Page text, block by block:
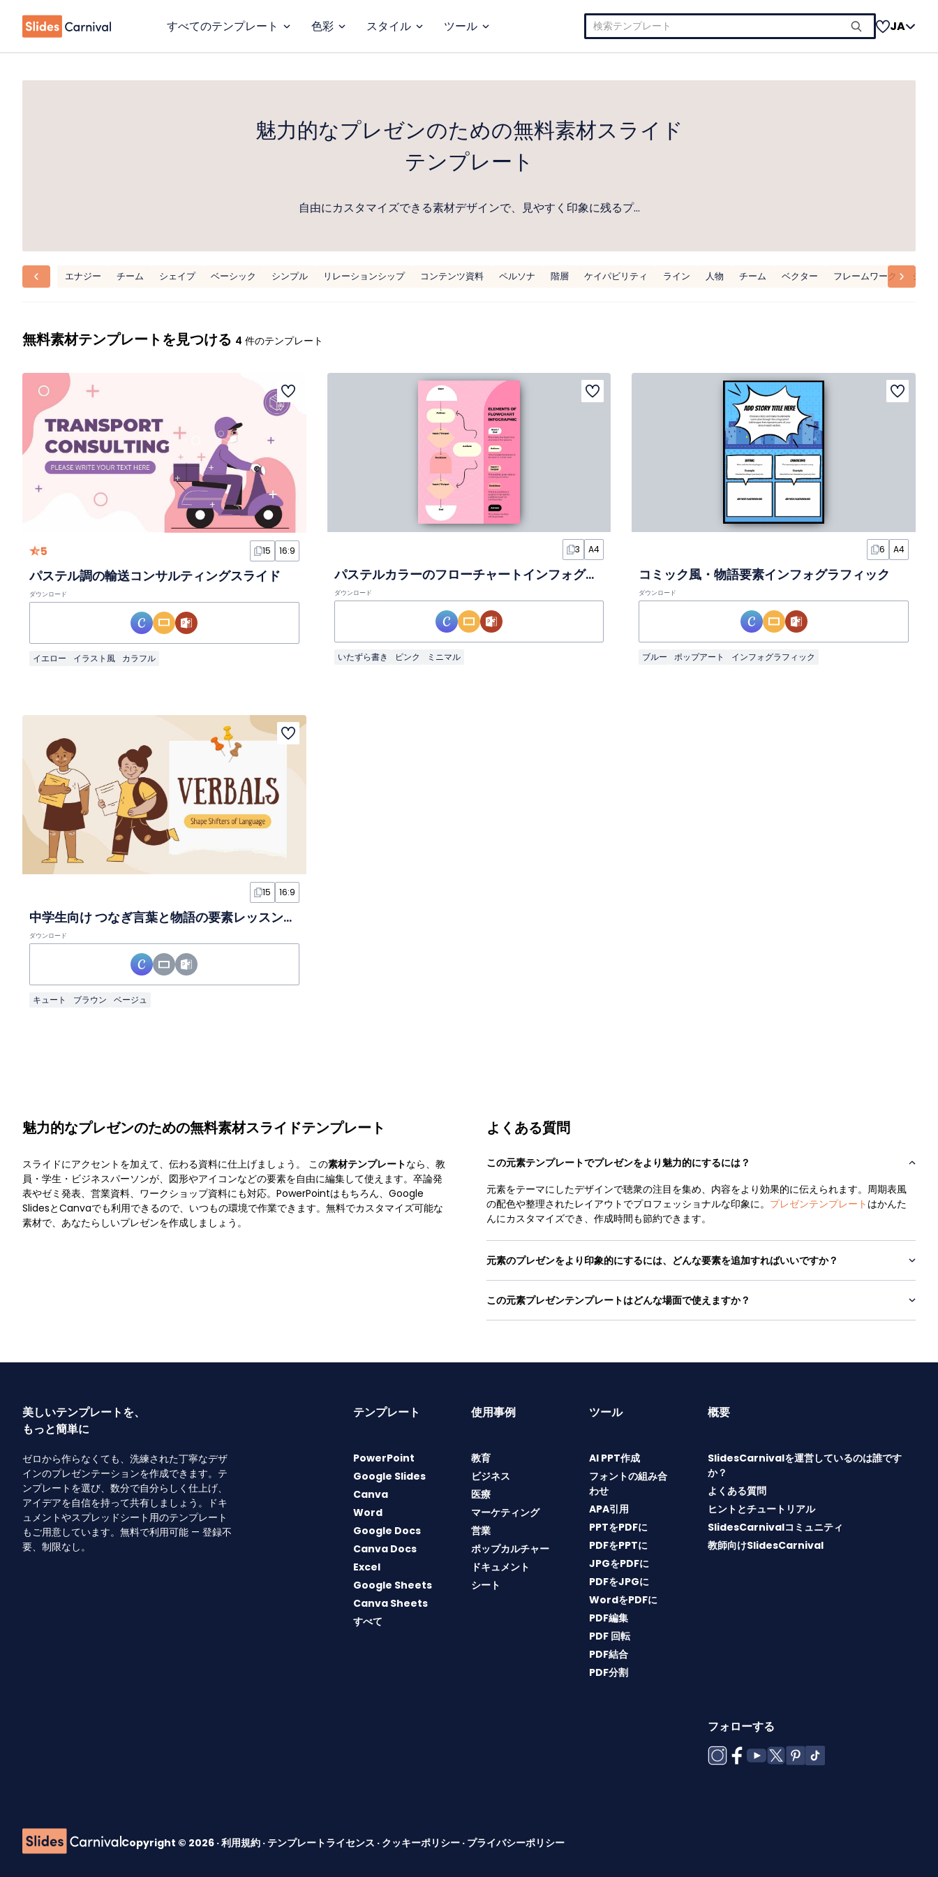
すべてのテンプレート 色彩 スタイル ツール
検
索:
JA
魅力的なプレゼンのための無料素材スライド
テンプレート
自由にカスタマイズできる素材デザインで、見やすく印象に残るプ…
エナジー チーム シェイプ ベーシック シンプル リレーションシップ コンテンツ資料 ペルソナ 階層 ケイパビリティ ライン 人物 チーム ベクター フレームワーク シス
無料素材テンプレートを見つける 4 件のテンプレート
5 15 16:9
パステル調の輸送コンサルティングスライド
ダウンロード
イエロー イラスト風 カラフル
3 A4
パステルカラーのフローチャートインフォグラフィック
ダウンロード
いたずら書き ピンク ミニマル
6 A4
コミック風・物語要素インフォグラフィック
ダウンロード
ブルー ポップアート インフォグラフィック
15 16:9
中学生向け つなぎ言葉と物語の要素レッスンスライド
ダウンロード
キュート ブラウン ベージュ
魅力的なプレゼンのための無料素材スライドテンプレート
スライドにアクセントを加えて、伝わる資料に仕上げましょう。 この素材テンプレートなら、教
員・学生・ビジネスパーソンが、図形やアイコンなどの要素を自由に編集して使えます。卒論発
表やゼミ発表、営業資料、ワークショップ資料にも対応。PowerPointはもちろん、Google
SlidesとCanvaでも利用できるので、いつもの環境で作業できます。無料でカスタマイズ可能な
素材で、あなたらしいプレゼンを作成しましょう。
よくある質問
この元素テンプレートでプレゼンをより魅力的にするには？
元素をテーマにしたデザインで聴衆の注目を集め、内容をより効果的に伝えられます。周期表風
の配色や整理されたレイアウトでプロフェッショナルな印象に。 プレゼンテンプレート はかんた
んにカスタマイズでき、作成時間も節約できます。
元素のプレゼンをより印象的にするには、どんな要素を追加すればいいですか？
この元素プレゼンテンプレートはどんな場面で使えますか？
美しいテンプレートを、
もっと簡単に
ゼロから作らなくても、洗練された丁寧なデザ
インのプレゼンテーションを作成できます。テ
ンプレートを選び、数分で自分らしく仕上げ、
アイデアを自信を持って共有しましょう。ドキ
ュメントやスプレッドシート用のテンプレート
もご用意しています。無料で利用可能 — 登録不
要、制限なし。
テンプレート
PowerPoint
Google Slides
Canva
Word
Google Docs
Canva Docs
Excel
Google Sheets
Canva Sheets
すべて
使用事例
教育
ビジネス
医療
マーケティング
営業
ポップカルチャー
ドキュメント
シート
ツール
AI PPT作成
フォントの組み合
わせ
APA引用
PPTをPDFに
PDFをPPTに
JPGをPDFに
PDFをJPGに
WordをPDFに
PDF編集
PDF 回転
PDF結合
PDF分割
概要
SlidesCarnivalを運営しているのは誰です
か？
よくある質問
ヒントとチュートリアル
SlidesCarnivalコミュニティ
教師向けSlidesCarnival
フォローする
Copyright © 2026 ·利用規約 · テンプレートライセンス · クッキーポリシー · プライバシーポリシー